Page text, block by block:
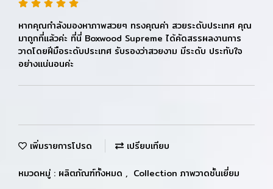
หากคุณกำลังมองหาภาพสวยๆ ทรงคุณค่า สวยระดับประเทศ คุณ
มาถูกที่แล้วค่ะ ที่นี่ Boxwood Supreme ได้คัดสรรผลงานการ
วาดโดยฝีมือระดับประเทศ รับรองว่าสวยงาม มีระดับ ประทับใจ
อย่างแน่นอนค่ะ
เพิ่มรายการโปรด เปรียบเทียบ
หมวดหมู่ : ผลิตภัณฑ์ทั้งหมด , Collection ภาพวาดชั้นเยี่ยม